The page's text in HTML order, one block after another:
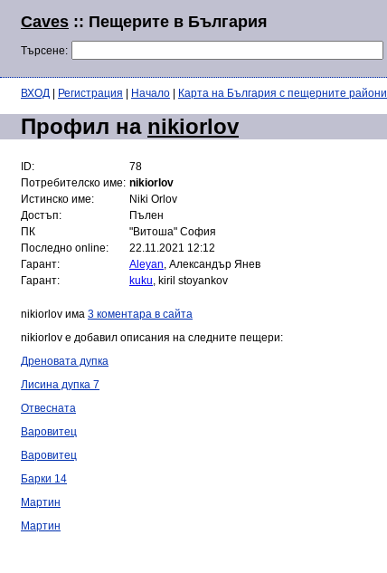
Caves :: Пещерите в България
Търсене:
ВХОД Регистрация Начало Карта на България с пещерните райони
Профил на nikiorlov
ID:
78
Потребителско име: nikiorlov
Истинско име:
Niki Orlov
Достъп:
Пълен
ПК
"Витоша" София
Последно online:
22.11.2021 12:12
Гарант:
Aleyan, Александър Янев
Гарант:
kuku, kiril stoyankov
nikiorlov има 3 коментара в сайта
nikiorlov е добавил описания на следните пещери:
Дреновата дупка
Лисина дупка 7
Отвесната
Варовитец
Варовитец
Барки 14
Мартин
Мартин